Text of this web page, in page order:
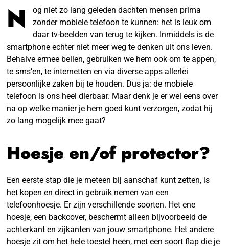
N
og niet zo lang geleden dachten mensen prima
zonder mobiele telefoon te kunnen: het is leuk om
daar tv-beelden van terug te kijken. Inmiddels is de
smartphone echter niet meer weg te denken uit ons leven.
Behalve ermee bellen, gebruiken we hem ook om te appen,
te sms’en, te internetten en via diverse apps allerlei
persoonlijke zaken bij te houden. Dus ja: de mobiele
telefoon is ons heel dierbaar. Maar denk je er wel eens over
na op welke manier je hem goed kunt verzorgen, zodat hij
zo lang mogelijk mee gaat?
Hoesje en/of protector?
Een eerste stap die je meteen bij aanschaf kunt zetten, is
het kopen en direct in gebruik nemen van een
telefoonhoesje. Er zijn verschillende soorten. Het ene
hoesje, een backcover, beschermt alleen bijvoorbeeld de
achterkant en zijkanten van jouw smartphone. Het andere
hoesje zit om het hele toestel heen, met een soort flap die je